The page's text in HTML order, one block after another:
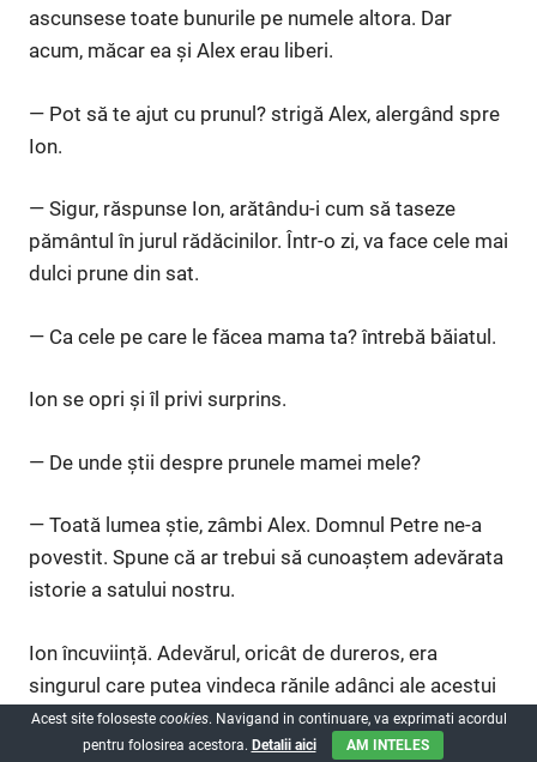
ascunsese toate bunurile pe numele altora. Dar
acum, măcar ea și Alex erau liberi.
— Pot să te ajut cu prunul? strigă Alex, alergând spre
Ion.
— Sigur, răspunse Ion, arătându-i cum să taseze
pământul în jurul rădăcinilor. Într-o zi, va face cele mai
dulci prune din sat.
— Ca cele pe care le făcea mama ta? întrebă băiatul.
Ion se opri și îl privi surprins.
— De unde știi despre prunele mamei mele?
— Toată lumea știe, zâmbi Alex. Domnul Petre ne-a
povestit. Spune că ar trebui să cunoaștem adevărata
istorie a satului nostru.
Ion încuviință. Adevărul, oricât de dureros, era
singurul care putea vindeca rănile adânci ale acestui
sat.
Acest site foloseste cookies. Navigand in continuare, va exprimati acordul
pentru folosirea acestora. Detalii aici AM INTELES